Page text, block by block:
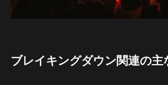
ブレイキングダウン関連の主